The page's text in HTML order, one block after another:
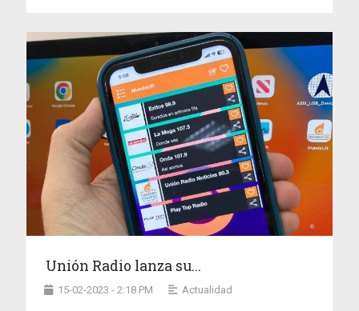
Unión Radio lanza su...
15-02-2023 - 2:18 PM Actualidad